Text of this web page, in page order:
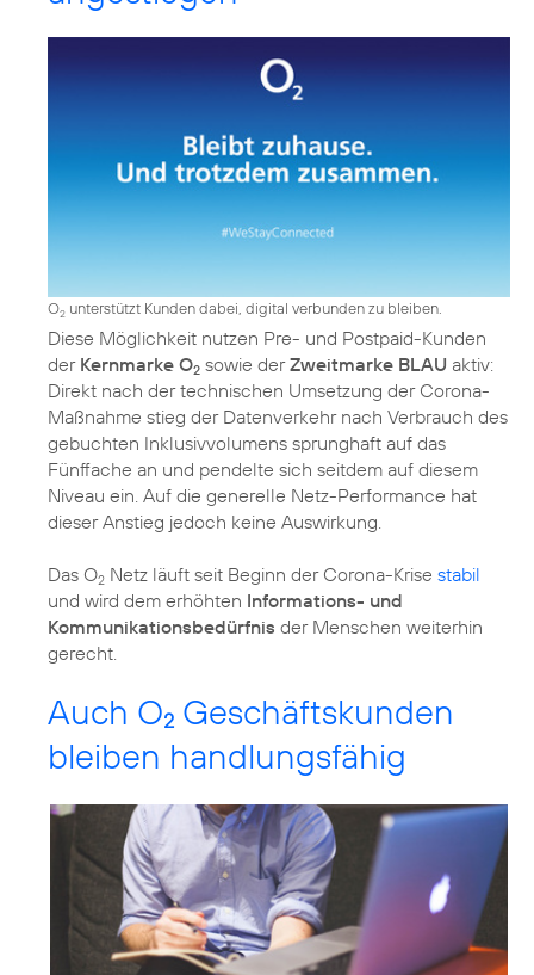
O2 unterstützt Kunden dabei, digital verbunden zu bleiben.
Diese Möglichkeit nutzen Pre- und Postpaid-Kunden
der Kernmarke O2 sowie derZweitmarke BLAU aktiv:
Direkt nach der technischen Umsetzung der Corona-
Maßnahme stieg der Datenverkehr nach Verbrauch des
gebuchten Inklusivvolumens sprunghaft auf das
Fünffache an und pendelte sich seitdem auf diesem
Niveau ein. Auf die generelle Netz-Performance hat
dieser Anstieg jedoch keine Auswirkung.
Das O2 Netz läuft seit Beginn der Corona-Krise stabil
und wird dem erhöhten Informations- und
Kommunikationsbedürfnis der Menschen weiterhin
gerecht.
Auch O2 Geschäftskunden
bleiben handlungsfähig